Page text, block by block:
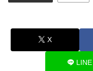
X
LINE